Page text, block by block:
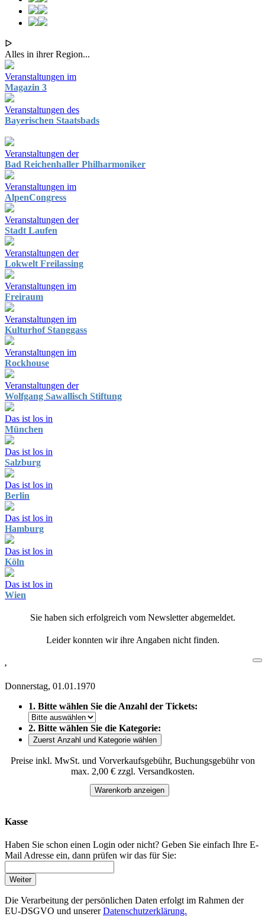
ᐅ
Alles in ihrer Region...
Veranstaltungen im
Magazin 3
Veranstaltungen des
Bayerischen Staatsbads
Veranstaltungen der
Bad Reichenhaller Philharmoniker
Veranstaltungen im
AlpenCongress
Veranstaltungen der
Stadt Laufen
Veranstaltungen der
Lokwelt Freilassing
Veranstaltungen im
Freiraum
Veranstaltungen im
Kulturhof Stanggass
Veranstaltungen im
Rockhouse
Veranstaltungen der
Wolfgang Sawallisch Stiftung
Das ist los in
München
Das ist los in
Salzburg
Das ist los in
Berlin
Das ist los in
Hamburg
Das ist los in
Köln
Das ist los in
Wien
Sie haben sich erfolgreich vom Newsletter abgemeldet.
Leider konnten wir ihre Angaben nicht finden.
,
Donnerstag, 01.01.1970
1. Bitte wählen Sie die Anzahl der Tickets:
2. Bitte wählen Sie die Kategorie:
Zuerst Anzahl und Kategorie wählen
Preise inkl. MwSt. und Vorverkaufsgebühr, Buchungsgebühr von
max. 2,00 € zzgl. Versandkosten.
Warenkorb anzeigen
Kasse
Haben Sie schon einen Login oder nicht? Geben Sie einfach Ihre E-
Mail Adresse ein, dann prüfen wir das für Sie:
Weiter
Die Verarbeitung der persönlichen Daten erfolgt im Rahmen der
EU-DSGVO und unsererDatenschutzerklärung.